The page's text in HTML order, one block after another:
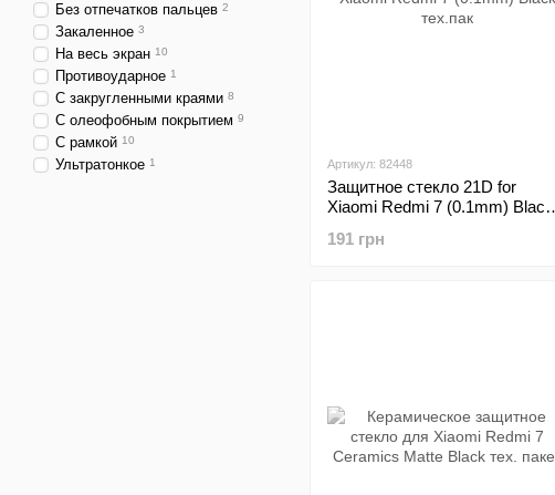
Артикул: 82448
Защитное стекло 21D for
Xiaomi Redmi 7 (0.1mm) Black
191 грн
Без отпечатков пальцев 2
Закаленное 3
На весь экран 10
Противоударное 1
С закругленными краями 8
С олеофобным покрытием 9
С рамкой 10
Ультратонкое 1